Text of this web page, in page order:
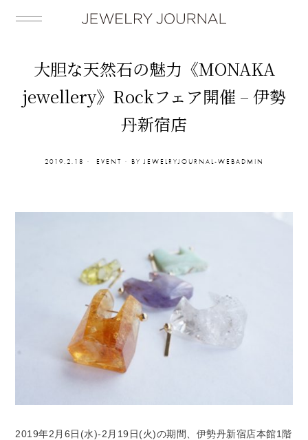
大胆な天然石の魅力《MONAKA
jewellery》Rockフェア開催 – 伊勢
丹新宿店
2019.2.18 EVENT BY JEWELRYJOURNAL-WEBADMIN
2019年2月6日(水)-2月19日(火)の期間、伊勢丹新宿店本館1階